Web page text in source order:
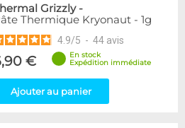
Grizzly-
Thermique Kryonaut - 1g
4.9/5 - 44 avis
€
En stock
Expédition immédiate
Ajouter au panier